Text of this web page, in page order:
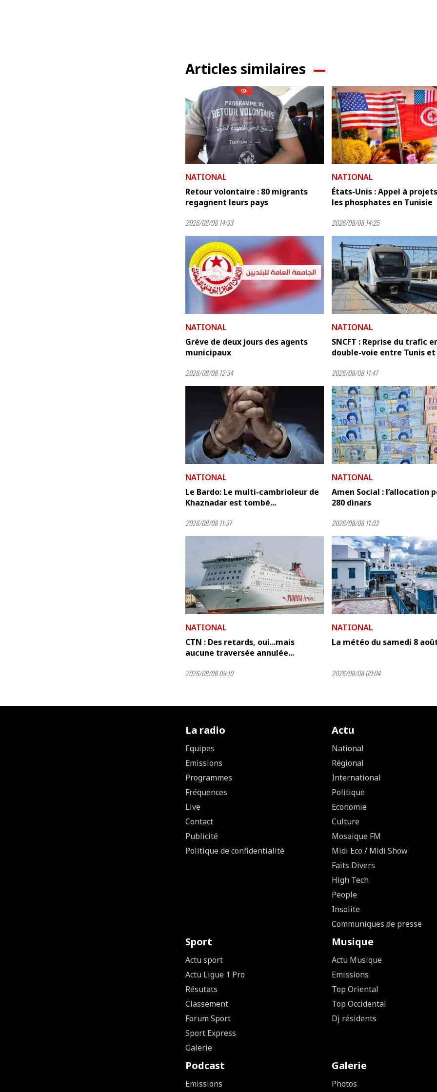
Articles similaires
NATIONAL
Retour volontaire : 80 migrants
regagnent leurs pays
2026/08/08 14:33
NATIONAL
États-Unis : Appel à
les phosphates en Tunisie
2026/08/08 14:25
NATIONAL
Grève de deux jours des agents
municipaux
2026/08/08 12:34
NATIONAL
SNCFT : Reprise du trafic
double-voie entre Tunis et
2026/08/08 11:47
NATIONAL
Le Bardo: Le multi-cambrioleur de
Khaznadar est tombé...
2026/08/08 11:37
NATIONAL
Amen Social : l’allocation
280 dinars
2026/08/08 11:03
NATIONAL
CTN : Des retards, oui...mais
aucune traversée annulée...
2026/08/08 09:10
NATIONAL
La météo du samedi 8
2026/08/08 00:04
La radio
Equipes
Emissions
Programmes
Fréquences
Live
Contact
Publicité
Politique de confidentialité
Actu
National
Régional
International
Politique
Economie
Culture
Mosaique FM
Midi Eco / Midi Show
Faits Divers
High Tech
People
Insolite
Communiques de presse
Sport
Actu sport
Actu Ligue 1 Pro
Résutats
Classement
Forum Sport
Sport Express
Galerie
Musique
Actu Musique
Emissions
Top Oriental
Top Occidental
Dj résidents
Podcast
Emissions
Galerie
Photos